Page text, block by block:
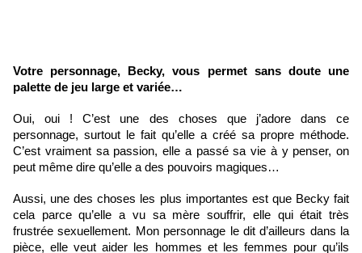
Votre personnage, Becky, vous permet sans doute une
palette de jeu large et variée…
Oui, oui ! C’est une des choses que j’adore dans ce
personnage, surtout le fait qu’elle a créé sa propre méthode.
C’est vraiment sa passion, elle a passé sa vie à y penser, on
peut même dire qu’elle a des pouvoirs magiques…
Aussi, une des choses les plus importantes est que Becky fait
cela parce qu’elle a vu sa mère souffrir, elle qui était très
frustrée sexuellement. Mon personnage le dit d’ailleurs dans la
pièce, elle veut aider les hommes et les femmes pour qu’ils